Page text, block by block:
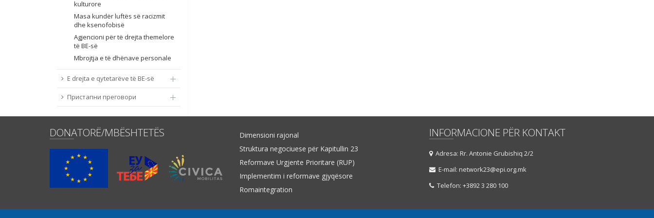
kulturore
Masa kundër luftës së racizmit
dhe ksenofobisë
Agjencioni për të drejta themelore
të BE-së
Mbrojtja e të dhënave personale
E drejta e qytetarëve të BE-së
Пристапни преговори
DONATORË/MBËSHTETËS
Dimensioni rajonal
Struktura negociuese për Kapitullin 23
Reformave Urgjente Prioritare (RUP)
Implementim i reformave gjyqësore
Romaintegration
INFORMACIONE PËR KONTAKT
Adresa: Rr. Antonie Grubishiq 2/2
E-mail: network23@epi.org.mk
Telefon: +3892 3 280 100